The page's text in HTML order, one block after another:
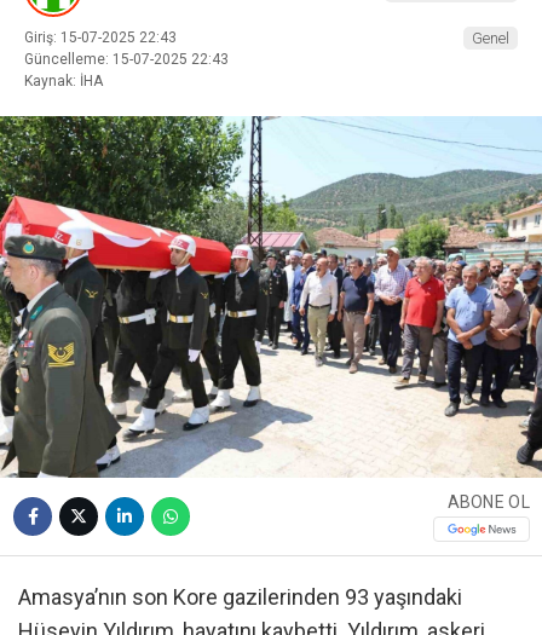
Giriş: 15-07-2025 22:43
Güncelleme: 15-07-2025 22:43
Kaynak: İHA
Genel
ABONE OL
Amasya’nın son Kore gazilerinden 93 yaşındaki